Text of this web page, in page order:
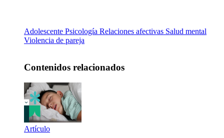
Adolescente Psicología Relaciones afectivas Salud mental
Violencia de pareja
Contenidos relacionados
Artículo